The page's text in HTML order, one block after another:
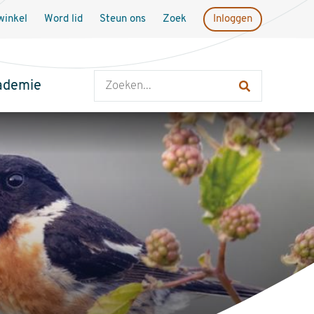
Word lid Steun ons Zoek Inloggen